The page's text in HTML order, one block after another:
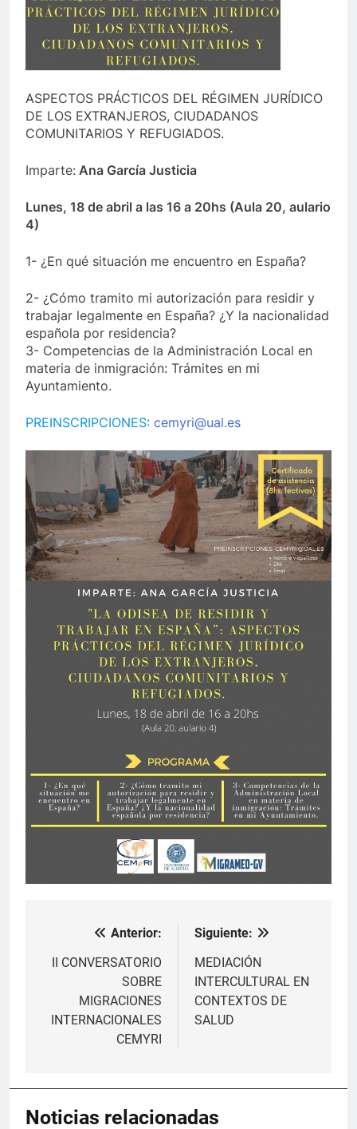
ASPECTOS PRÁCTICOS DEL RÉGIMEN JURÍDICO
DE LOS EXTRANJEROS, CIUDADANOS
COMUNITARIOS Y REFUGIADOS.
Imparte: Ana García Justicia
Lunes, 18 de abril a las 16 a 20hs (Aula 20, aulario
4)
1- ¿En qué situación me encuentro en España?
2- ¿Cómo tramito mi autorización para residir y
trabajar legalmente en España? ¿Y la nacionalidad
española por residencia?
3- Competencias de la Administración Local en
materia de inmigración: Trámites en mi
Ayuntamiento.
PREINSCRIPCIONES: cemyri@ual.es
Navegación
de
entradas
Anterior:
II CONVERSATORIO
SOBRE
MIGRACIONES
INTERNACIONALES
CEMYRI
Siguiente:
MEDIACIÓN
INTERCULTURAL EN
CONTEXTOS DE
SALUD
Noticias relacionadas